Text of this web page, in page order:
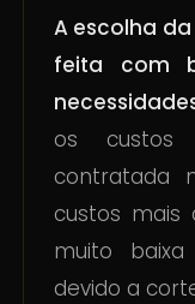
A escolha
feita com
os custos
contratada
custos mais
muito baixa
devido a